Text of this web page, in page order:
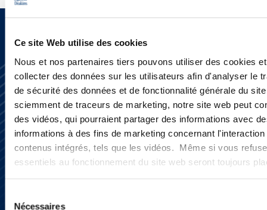
Ce site Web utilise des cookies
Nous et nos partenaires tiers pouvons utiliser des cookies
collecter des données sur les utilisateurs afin d'analyser le
de sécurité des données et de fonctionnalité générale du
sciemment de traceurs de marketing, notre site web peut
des vidéos, qui pourraient partager des informations avec
informations à des fins de marketing concernant
contenus intégrés, tels que les vidéos. Même si vous
essentiels au fonctionnement du site web seront toujours
Nécessaires
S’abonner
Nous contacter
X